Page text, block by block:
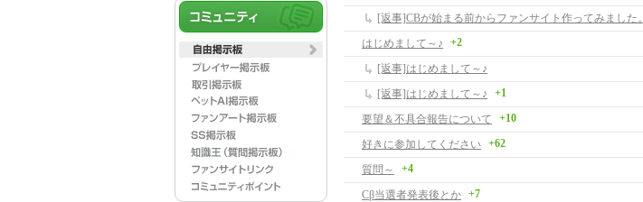
[返事]CBが始まる前からファンサイト作ってみました。
はじめまして～♪
+2
[返事]はじめまして～♪
[返事]はじめまして～♪
+1
要望＆不具合報告について
+10
好きに参加してください +62
質問～
+4
Cβ当選者発表後とか +7